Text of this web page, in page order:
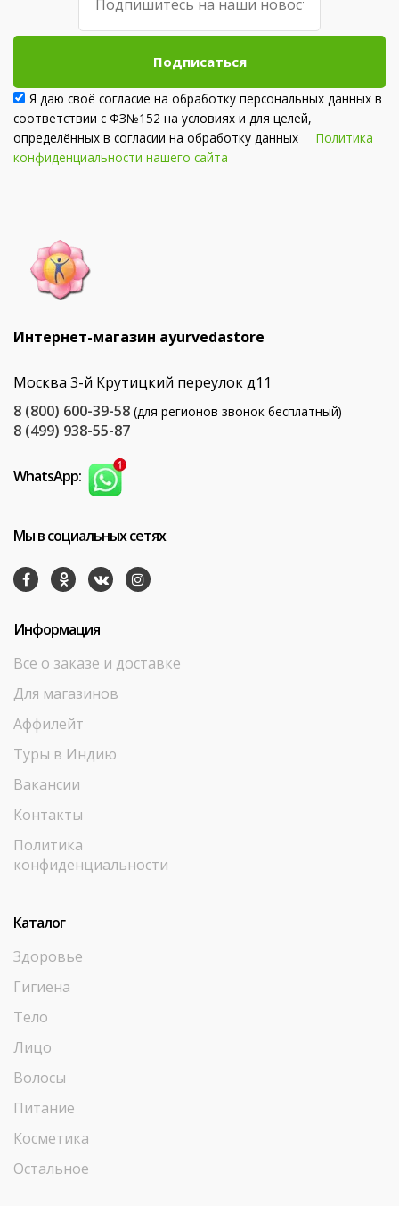
Подписаться
Я даю своё согласие на обработку персональных данных в
соответствии с ФЗ№152 на условиях и для целей,
определённых в согласии на обработку данных Политика
конфиденциальности нашего сайта
Интернет-магазин ayurvedastore
Москва 3-й Крутицкий переулок д11
8 (800) 600-39-58 (для регионов звонок бесплатный)
8 (499) 938-55-87
WhatsApp:
Мы в социальных сетях
Информация
Все о заказе и доставке
Для магазинов
Аффилейт
Туры в Индию
Вакансии
Контакты
Политика
конфиденциальности
Каталог
Здоровье
Гигиена
Тело
Лицо
Волосы
Питание
Косметика
Остальное